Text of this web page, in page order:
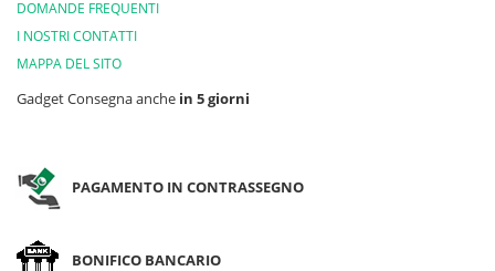
DOMANDE FREQUENTI
I NOSTRI CONTATTI
MAPPA DEL SITO
Gadget Consegna anche in 5 giorni
PAGAMENTO IN CONTRASSEGNO
BONIFICO BANCARIO